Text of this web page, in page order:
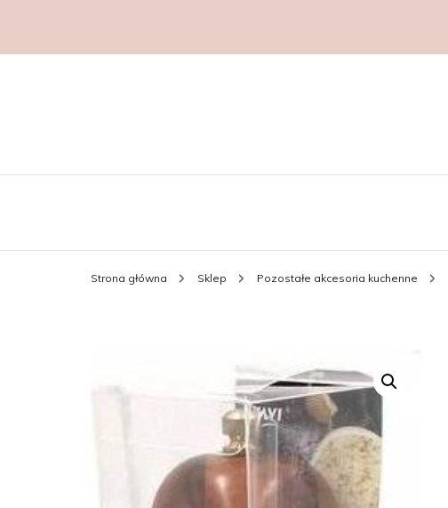
Strona główna Sklep Pozostałe akcesoria kuchenne